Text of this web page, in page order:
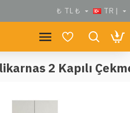
₺ TL ₺ TR |
2 Kapılı